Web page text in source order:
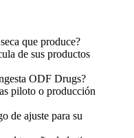
que produce?
de sus productos
ODF Drugs?
piloto o producción
de ajuste para su